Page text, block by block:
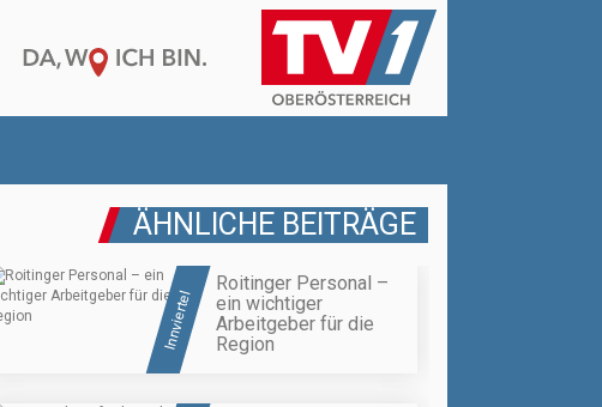
ÄHNLICHE BEITRÄGE
Innviertel
Roitinger Personal –
ein wichtiger
Arbeitgeber für die
Region